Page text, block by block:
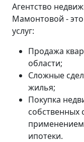
Агентство
Мамонтовой -
услуг:
Продажа
области;
Сложные
жилья;
Покупка
собственных
применением
ипотеки.